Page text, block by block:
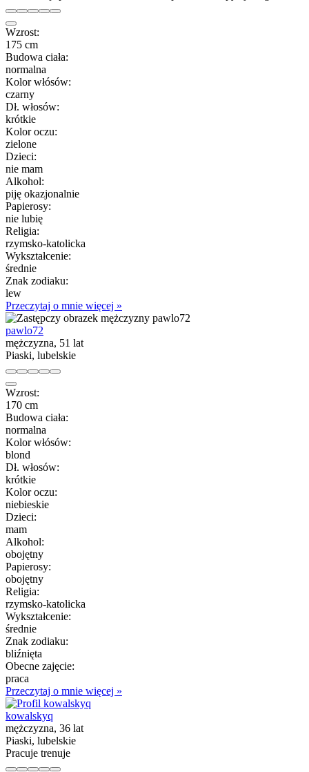
Wzrost:
175 cm
Budowa ciała:
normalna
Kolor włósów:
czarny
Dł. włosów:
krótkie
Kolor oczu:
zielone
Dzieci:
nie mam
Alkohol:
piję okazjonalnie
Papierosy:
nie lubię
Religia:
rzymsko-katolicka
Wykształcenie:
średnie
Znak zodiaku:
lew
Przeczytaj o mnie więcej »
pawlo72
mężczyzna, 51 lat
Piaski, lubelskie
Wzrost:
170 cm
Budowa ciała:
normalna
Kolor włósów:
blond
Dł. włosów:
krótkie
Kolor oczu:
niebieskie
Dzieci:
mam
Alkohol:
obojętny
Papierosy:
obojętny
Religia:
rzymsko-katolicka
Wykształcenie:
średnie
Znak zodiaku:
bliźnięta
Obecne zajęcie:
praca
Przeczytaj o mnie więcej »
kowalskyq
mężczyzna, 36 lat
Piaski, lubelskie
Pracuje trenuje